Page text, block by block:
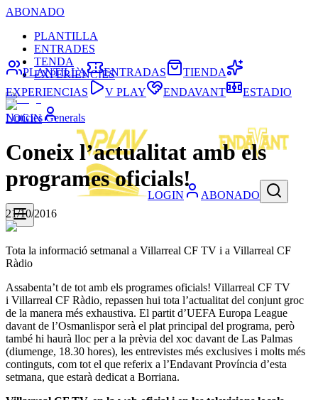
ABONADO
PLANTILLA
ENTRADES
TENDA
EXPERIÈNCIES
LOGIN
LOGIN ABONADO
PLANTILLA ENTRADAS
TIENDA
EXPERIENCIAS
V PLAY ENDAVANT ESTADIO
Noticies Generals
Coneix l’actualitat amb els
programes oficials!
21/10/2016
Tota la informació setmanal a Villarreal CF TV i a Villarreal CF
Ràdio
Assabenta’t de tot amb els programes oficials! Villarreal CF TV
i Villarreal CF Ràdio, repassen hui tota l’actualitat del conjunt groc
de la manera més exhaustiva. El partit d’UEFA Europa League
davant de l’Osmanlispor serà el plat principal del programa, però
també hi haurà lloc per a la prèvia del xoc davant de Las Palmas
(diumenge, 18.30 hores), les entrevistes més exclusives i molts més
continguts, com tot el que referix a l’Endavant Província d’esta
setmana, que estarà dedicat a Borriana.